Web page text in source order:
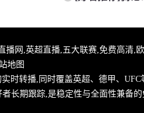
播网,英超直播,五大联赛,免费高清,
地图
时转播,同时覆盖英超、德甲、
长期跟踪,是稳定性与全面性兼备的